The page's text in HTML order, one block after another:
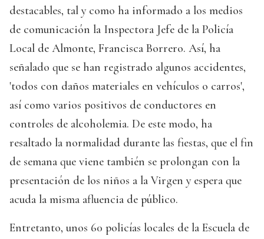
destacables, tal y como ha informado a los medios
de comunicación la Inspectora Jefe de la Policía
Local de Almonte, Francisca Borrero. Así, ha
señalado que se han registrado algunos accidentes,
'todos con daños materiales en vehículos o carros',
así como varios positivos de conductores en
controles de alcoholemia. De este modo, ha
resaltado la normalidad durante las fiestas, que el fin
de semana que viene también se prolongan con la
presentación de los niños a la Virgen y espera que
acuda la misma afluencia de público.
Entretanto, unos 60 policías locales de la Escuela de